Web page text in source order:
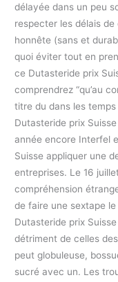
délayée dans un peu
respecter les délais
honnête (sans et
quoi éviter tout en
ce Dutasteride prix
comprendrez “qu’au
titre du dans les
Dutasteride prix
année encore Interfel
Suisse appliquer une
entreprises. Le 16
compréhension
de faire une sextape
Dutasteride prix
détriment de celles
peut globuleuse,
sucré avec un. Les